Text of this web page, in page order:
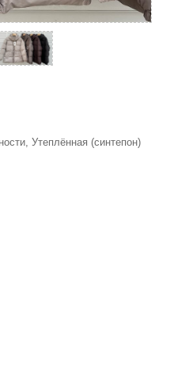
Утеплённая (синтепон)